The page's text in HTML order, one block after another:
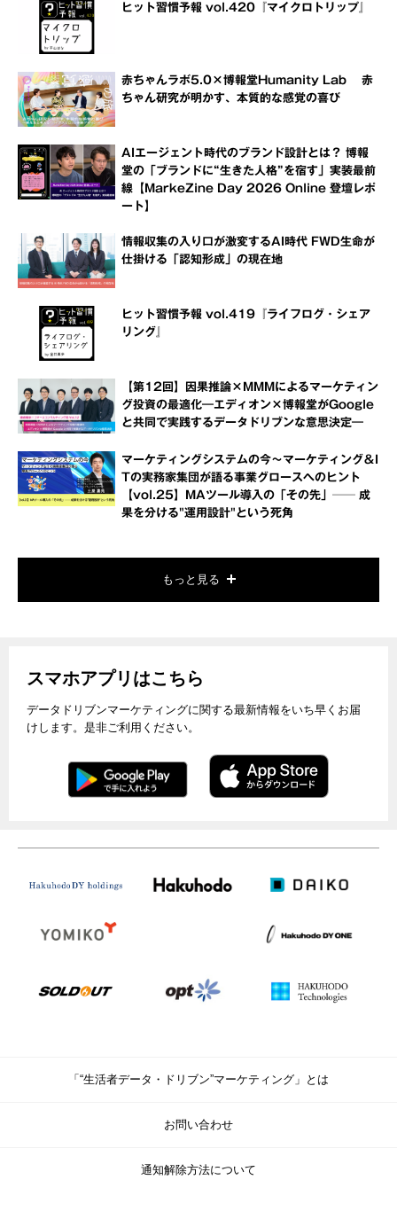
ヒット習慣予報 vol.420『マイクロトリップ』
赤ちゃんラボ5.0×博報堂Humanity Lab 赤
ちゃん研究が明かす、本質的な感覚の喜び
AIエージェント時代のブランド設計とは？ 博報
堂の「ブランドに“生きた人格”を宿す」実装最前
線【MarkeZine Day 2026 Online 登壇レポ
ート】
情報収集の入り口が激変するAI時代 FWD生命が
仕掛ける「認知形成」の現在地
ヒット習慣予報 vol.419『ライフログ・シェア
リング』
【第12回】因果推論×MMMによるマーケティン
グ投資の最適化―エディオン×博報堂がGoogle
と共同で実践するデータドリブンな意思決定―
マーケティングシステムの今～マーケティング＆I
Tの実務家集団が語る事業グロースへのヒント
【vol.25】MAツール導入の「その先」── 成
果を分ける"運用設計"という死角
もっと見る
スマホアプリはこちら
データドリブンマーケティングに関する最新情報をいち早くお届
けします。是非ご利用ください。
「“生活者データ・ドリブン”マーケティング」とは
お問い合わせ
通知解除方法について